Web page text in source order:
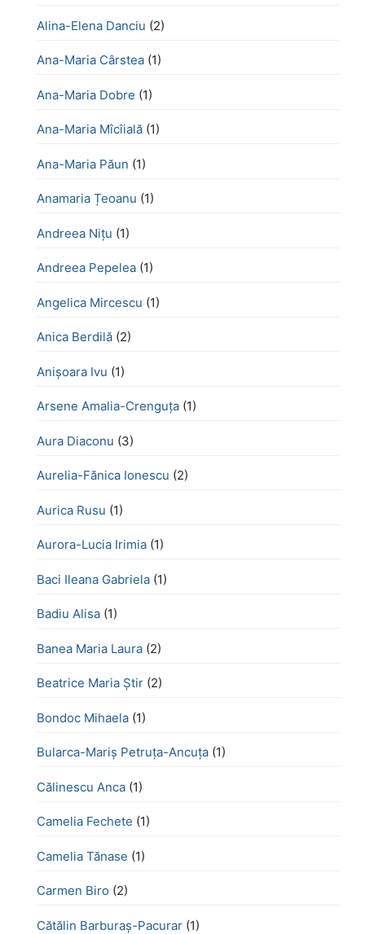
Alina-Elena Danciu (2)
Ana-Maria Cârstea (1)
Ana-Maria Dobre (1)
Ana-Maria Mîcîială (1)
Ana-Maria Păun (1)
Anamaria Țeoanu (1)
Andreea Nițu (1)
Andreea Pepelea (1)
Angelica Mircescu (1)
Anica Berdilă (2)
Anișoara Ivu (1)
Arsene Amalia-Crenguța (1)
Aura Diaconu (3)
Aurelia-Fănica Ionescu (2)
Aurica Rusu (1)
Aurora-Lucia Irimia (1)
Baci Ileana Gabriela (1)
Badiu Alisa (1)
Banea Maria Laura (2)
Beatrice Maria Știr (2)
Bondoc Mihaela (1)
Bularca-Mariș Petruța-Ancuța (1)
Călinescu Anca (1)
Camelia Fechete (1)
Camelia Tănase (1)
Carmen Biro (2)
Cătălin Barburaș-Pacurar (1)